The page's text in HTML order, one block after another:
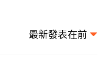
最新發表在前